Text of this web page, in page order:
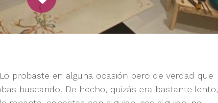
probaste en alguna ocasión pero de verdad que
buscando. De hecho, quizás era bastante lento,